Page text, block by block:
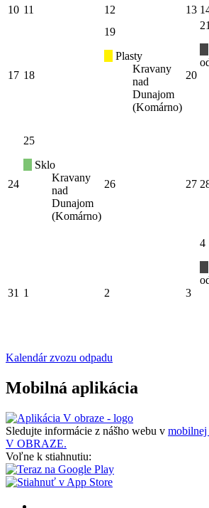
10 11 12 13
17 18
19
Plasty
Kravany
nad
Dunajom
(Komárno)
20
21
24
25
Sklo
Kravany
nad
Dunajom
(Komárno)
26 27
31 1 2 3
4
Kalendár zvozu odpadu
Mobilná aplikácia
Sledujte informácie z nášho webu v
V OBRAZE.
Voľne k stiahnutiu: